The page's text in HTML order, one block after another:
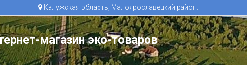
Калужская область, Малоярославецкий район.
магазин эко-товаров